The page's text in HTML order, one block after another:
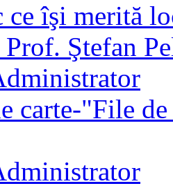
îşi merită
Ştefan
carte-"File